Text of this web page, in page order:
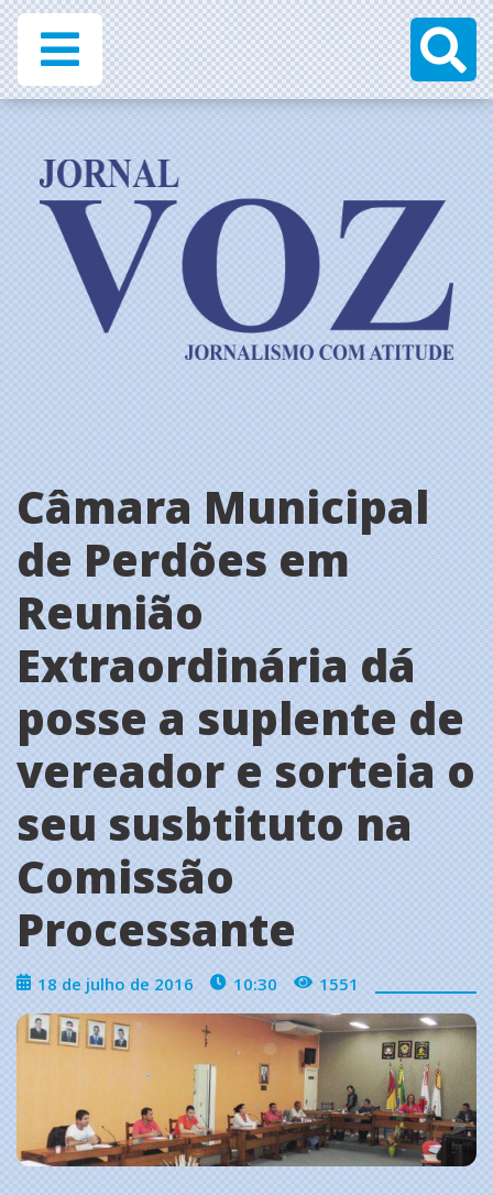
Câmara Municipal
de Perdões em
Reunião
Extraordinária dá
posse a suplente de
vereador e sorteia o
seu susbtituto na
Comissão
Processante
18 de julho de 2016 10:30 1551